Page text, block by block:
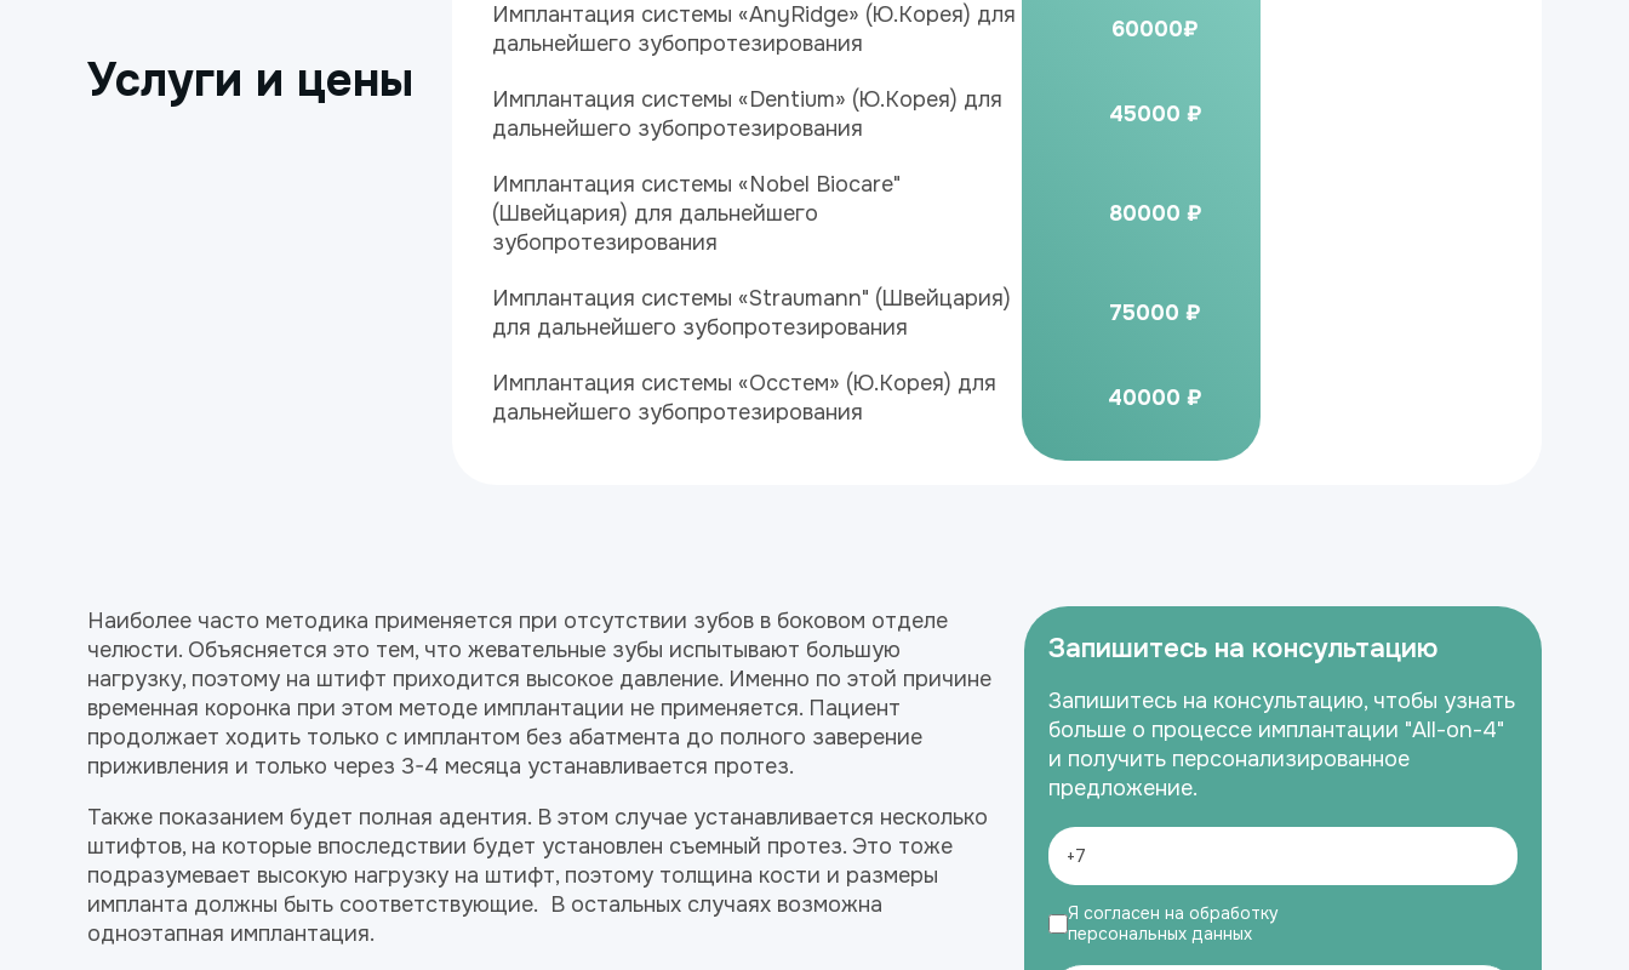
Услуги и цены
Имплантация системы «AnyRidge» (Ю.Корея) для
дальнейшего зубопротезирования
60000₽
Имплантация системы «Dentium» (Ю.Корея) для
дальнейшего зубопротезирования
45000 ₽
Имплантация системы «Nobel Biocare"
(Швейцария) для дальнейшего
зубопротезирования
80000 ₽
Имплантация системы «Straumann" (Швейцария)
для дальнейшего зубопротезирования
75000 ₽
Имплантация системы «Осстем» (Ю.Корея) для
дальнейшего зубопротезирования
40000 ₽
Наиболее часто методика применяется при отсутствии зубов в боковом отделе
челюсти. Объясняется это тем, что жевательные зубы испытывают большую
нагрузку, поэтому на штифт приходится высокое давление. Именно по этой причине
временная коронка при этом методе имплантации не применяется. Пациент
продолжает ходить только с имплантом без абатмента до полного заверение
приживления и только через 3-4 месяца устанавливается протез.
Также показанием будет полная адентия. В этом случае устанавливается несколько
штифтов, на которые впоследствии будет установлен съемный протез. Это тоже
подразумевает высокую нагрузку на штифт, поэтому толщина кости и размеры
импланта должны быть соответствующие. В остальных случаях возможна
одноэтапная имплантация.
Запишитесь на консультацию
Запишитесь на консультацию, чтобы узнать
больше о процессе имплантации "All-on-4"
и получить персонализированное
предложение.
Я согласен на обработку
персональных данных